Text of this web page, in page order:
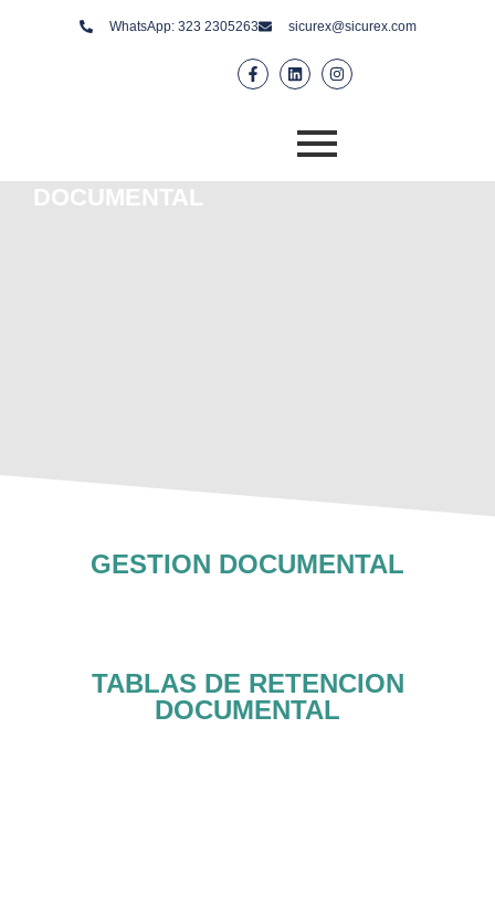
WhatsApp: 323 2305263 sicurex@sicurex.com
DOCUMENTAL
GESTION DOCUMENTAL
TABLAS DE RETENCION
DOCUMENTAL